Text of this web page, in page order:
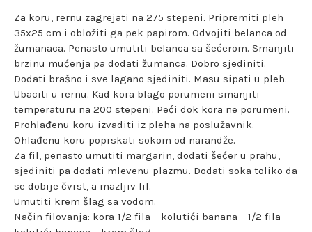
Za koru, rernu zagrejati na 275 stepeni. Pripremiti pleh
35x25 cm i obložiti ga pek papirom. Odvojiti belanca od
žumanaca. Penasto umutiti belanca sa šećerom. Smanjiti
brzinu mućenja pa dodati žumanca. Dobro sjediniti.
Dodati brašno i sve lagano sjediniti. Masu sipati u pleh.
Ubaciti u rernu. Kad kora blago porumeni smanjiti
temperaturu na 200 stepeni. Peći dok kora ne porumeni.
Prohlađenu koru izvaditi iz pleha na poslužavnik.
Ohlađenu koru poprskati sokom od narandže.
Za fil, penasto umutiti margarin, dodati šećer u prahu,
sjediniti pa dodati mlevenu plazmu. Dodati soka toliko da
se dobije čvrst, a mazljiv fil.
Umutiti krem šlag sa vodom.
Način filovanja: kora-1/2 fila – kolutići banana – 1/2 fila –